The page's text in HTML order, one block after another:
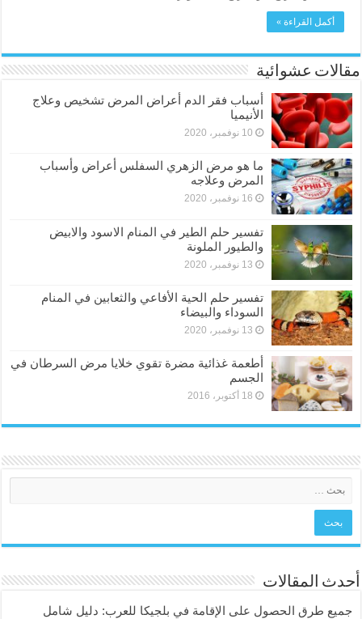
أكمل القراءة »
مقالات عشوائية
أسباب فقر الدم أعراض المرض تشخيص وعلاج
الأنيميا
10 نوفمبر، 2020
ما هو مرض الزهري السفلس أعراض وأسباب
المرض وعلاجه
16 نوفمبر، 2020
تفسير حلم الطير في المنام الاسود والابيض
والطيور الملونة
13 نوفمبر، 2020
تفسير حلم الحية الأفاعي والثعابين في المنام
السوداء والبيضاء
13 نوفمبر، 2020
أطعمة غذائية مضرة تقوي خلايا مرض السرطان في
الجسم
18 أكتوبر، 2016
أحدث المقالات
جميع طرق الحصول على الإقامة في بلجيكا للعرب: دليل شامل